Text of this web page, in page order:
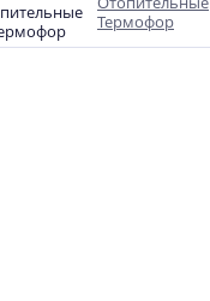
Термофор